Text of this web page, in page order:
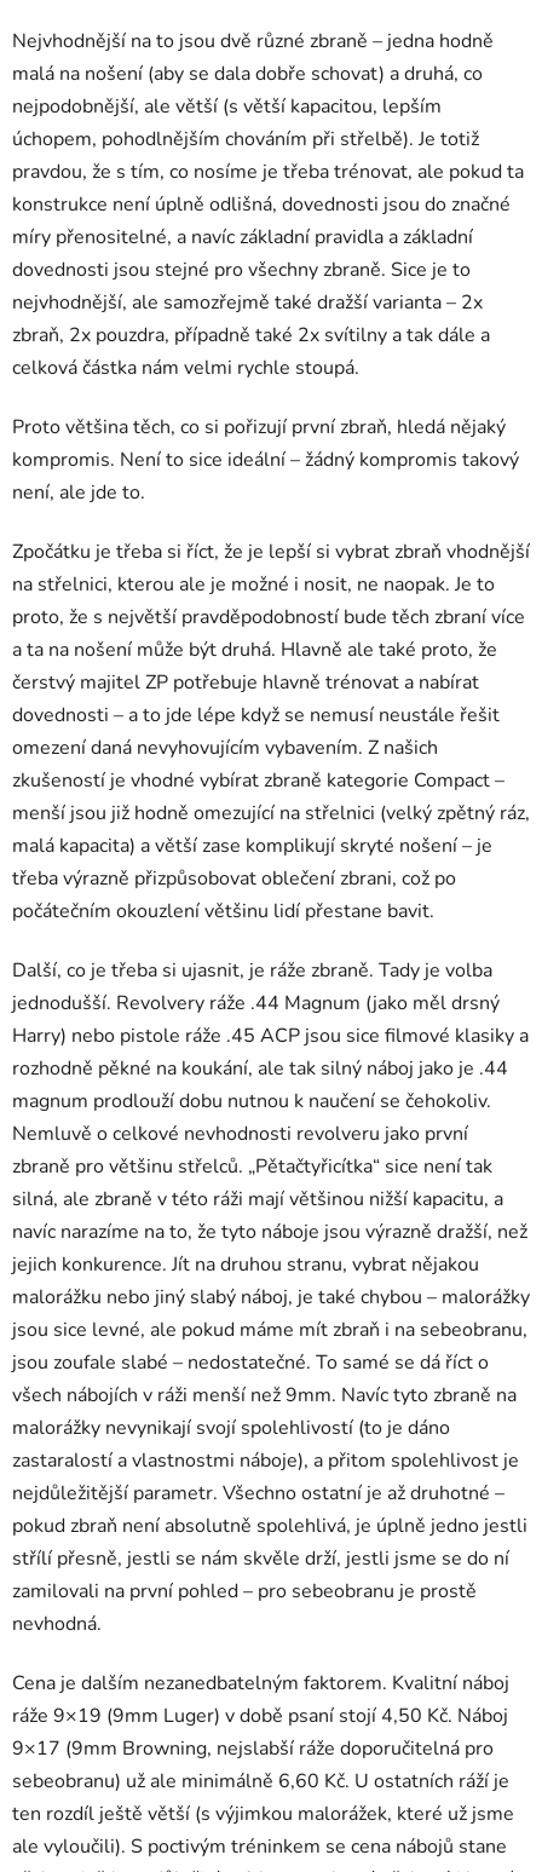
Nejvhodnější na to jsou dvě různé zbraně – jedna hodně
malá na nošení (aby se dala dobře schovat) a druhá, co
nejpodobnější, ale větší (s větší kapacitou, lepším
úchopem, pohodlnějším chováním při střelbě). Je totiž
pravdou, že s tím, co nosíme je třeba trénovat, ale pokud ta
konstrukce není úplně odlišná, dovednosti jsou do značné
míry přenositelné, a navíc základní pravidla a základní
dovednosti jsou stejné pro všechny zbraně. Sice je to
nejvhodnější, ale samozřejmě také dražší varianta – 2x
zbraň, 2x pouzdra, případně také 2x svítilny a tak dále a
celková částka nám velmi rychle stoupá.
Proto většina těch, co si pořizují první zbraň, hledá nějaký
kompromis. Není to sice ideální – žádný kompromis takový
není, ale jde to.
Zpočátku je třeba si říct, že je lepší si vybrat zbraň vhodnější
na střelnici, kterou ale je možné i nosit, ne naopak. Je to
proto, že s největší pravděpodobností bude těch zbraní více
a ta na nošení může být druhá. Hlavně ale také proto, že
čerstvý majitel ZP potřebuje hlavně trénovat a nabírat
dovednosti – a to jde lépe když se nemusí neustále řešit
omezení daná nevyhovujícím vybavením. Z našich
zkušeností je vhodné vybírat zbraně kategorie Compact –
menší jsou již hodně omezující na střelnici (velký zpětný ráz,
malá kapacita) a větší zase komplikují skryté nošení – je
třeba výrazně přizpůsobovat oblečení zbrani, což po
počátečním okouzlení většinu lidí přestane bavit.
Další, co je třeba si ujasnit, je ráže zbraně. Tady je volba
jednodušší. Revolvery ráže .44 Magnum (jako měl drsný
Harry) nebo pistole ráže .45 ACP jsou sice filmové klasiky a
rozhodně pěkné na koukání, ale tak silný náboj jako je .44
magnum prodlouží dobu nutnou k naučení se čehokoliv.
Nemluvě o celkové nevhodnosti revolveru jako první
zbraně pro většinu střelců. „Pětačtyřicítka“ sice není tak
silná, ale zbraně v této ráži mají většinou nižší kapacitu, a
navíc narazíme na to, že tyto náboje jsou výrazně dražší, než
jejich konkurence. Jít na druhou stranu, vybrat nějakou
malorážku nebo jiný slabý náboj, je také chybou – malorážky
jsou sice levné, ale pokud máme mít zbraň i na sebeobranu,
jsou zoufale slabé – nedostatečné. To samé se dá říct o
všech nábojích v ráži menší než 9mm. Navíc tyto zbraně na
malorážky nevynikají svojí spolehlivostí (to je dáno
zastaralostí a vlastnostmi náboje), a přitom spolehlivost je
nejdůležitější parametr. Všechno ostatní je až druhotné –
pokud zbraň není absolutně spolehlivá, je úplně jedno jestli
střílí přesně, jestli se nám skvěle drží, jestli jsme se do ní
zamilovali na první pohled – pro sebeobranu je prostě
nevhodná.
Cena je dalším nezanedbatelným faktorem. Kvalitní náboj
ráže 9×19 (9mm Luger) v době psaní stojí 4,50 Kč. Náboj
9×17 (9mm Browning, nejslabší ráže doporučitelná pro
sebeobranu) už ale minimálně 6,60 Kč. U ostatních ráží je
ten rozdíl ještě větší (s výjimkou malorážek, které už jsme
ale vyloučili). S poctivým tréninkem se cena nábojů stane